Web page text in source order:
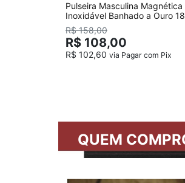
Pulseira Masculina Magnética
Inoxidável Banhado a Ouro
R$ 158,00
R$ 108,00
R$ 102,60 via Pagar com Pix
QUEM